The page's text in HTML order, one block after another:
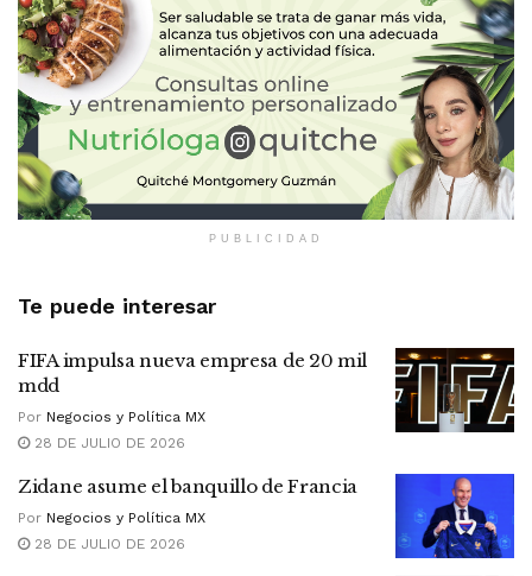
PUBLICIDAD
Te puede interesar
FIFA impulsa nueva empresa de 20 mil
mdd
Por Negocios y Política MX
28 DE JULIO DE 2026
Zidane asume el banquillo de Francia
Por Negocios y Política MX
28 DE JULIO DE 2026